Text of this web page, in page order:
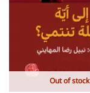
Out of stock